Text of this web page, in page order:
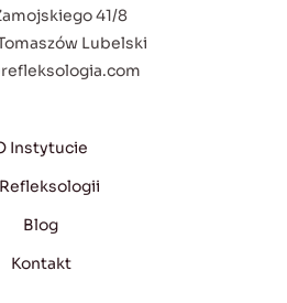
41/8
Lubelski
Instytucie
Blog
Kontakt